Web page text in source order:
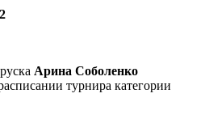
Арина Соболенко
турнира категории